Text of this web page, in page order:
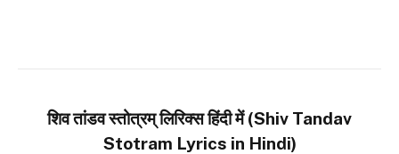
शिव तांडव स्तोत्रम् लिरिक्स हिंदी में (Shiv Tandav
Stotram Lyrics in Hindi)